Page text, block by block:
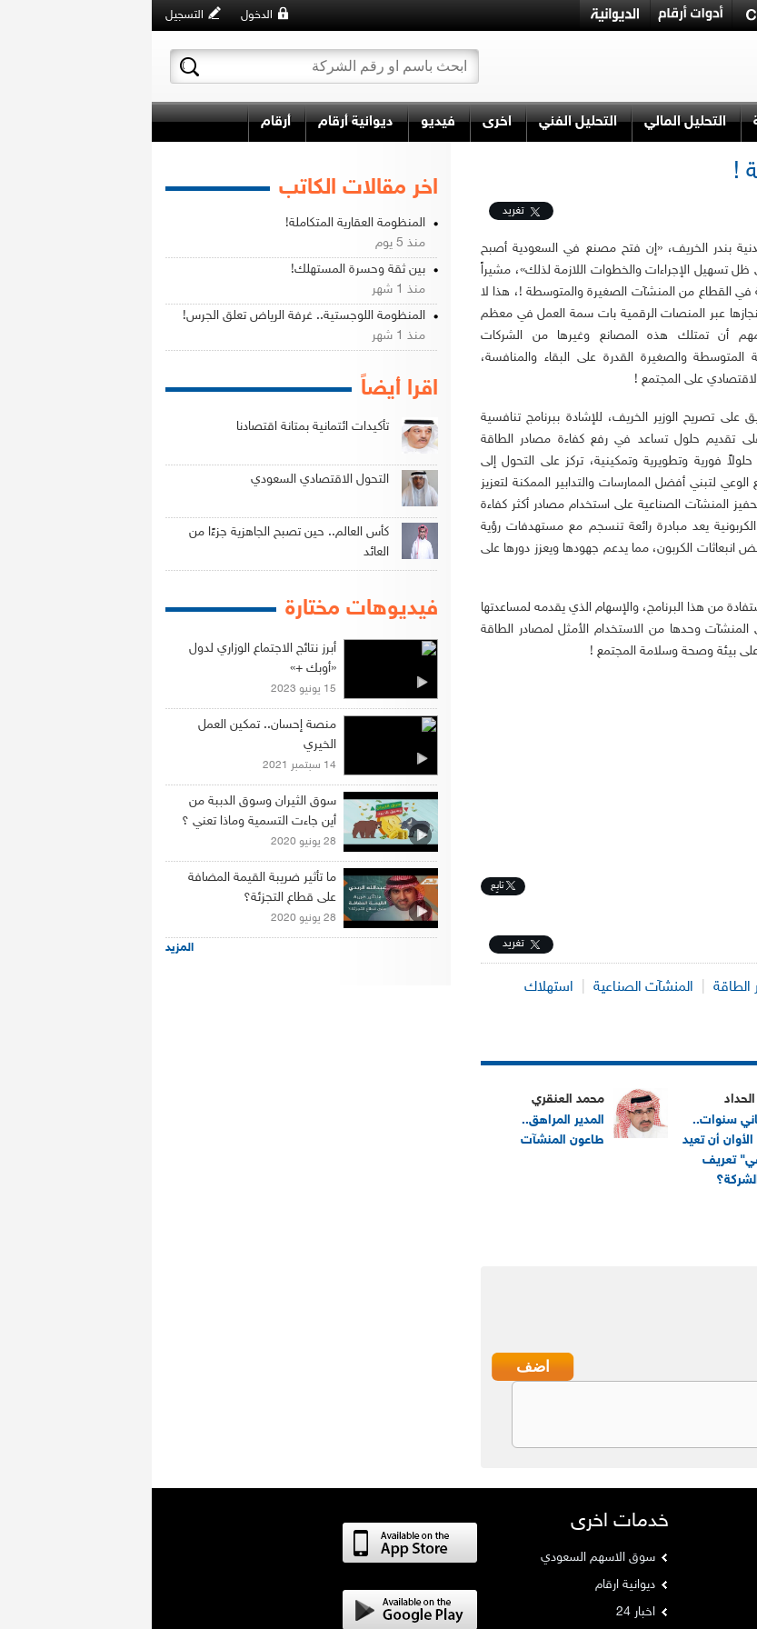
التسجيل الدخول
التحليل المالي التحليل الفني اخرى فيديو ديوانية أرقام أرقام
!
تغريد
بندر الخريف، «إن فتح مصنع في السعودية أصبح
تسهيل الإجراءات والخطوات اللازمة لذلك»، مشيراً
في القطاع من المنشآت الصغيرة والمتوسطة !، هذا لا
عبر المنصات الرقمية بات سمة العمل في معظم
أن تمتلك هذه المصانع وغيرها من الشركات
المتوسطة والصغيرة القدرة على البقاء والمنافسة،
على المجتمع !
على تصريح الوزير الخريف، للإشادة ببرنامج تنافسية
تقديم حلول تساعد في رفع كفاءة مصادر الطاقة
فورية وتطويرية وتمكينية، تركز على التحول إلى
لتبني أفضل الممارسات والتدابير الممكنة لتعزيز
المنشآت الصناعية على استخدام مصادر أكثر كفاءة
يعد مبادرة رائعة تنسجم مع مستهدفات رؤية
وخفض انبعاثات الكربون، مما يدعم جهودها ويعزز دورها على
من هذا البرنامج، والإسهام الذي يقدمه لمساعدتها
وحدها من الاستخدام الأمثل لمصادر الطاقة
بيئة وصحة وسلامة المجتمع !
تابِع
تغريد
المنشآت الصناعية
استهلاك
سنوات..
أن تعيد
تعريف
محمد العنقري
المدير المراهق..
طاعون المنشآت
اخر مقالات الكاتب
المنظومة العقارية المتكاملة!
منذ 5 يوم
بين ثقة وحسرة المستهلك!
منذ 1 شهر
المنظومة اللوجستية.. غرفة الرياض تعلق الجرس!
منذ 1 شهر
اقرا أيضاً
تأكيدات ائتمانية بمتانة اقتصادنا
التحول الاقتصادي السعودي
كأس العالم.. حين تصبح الجاهزية جزءًا من
العائد
فيديوهات مختارة
أبرز نتائج الاجتماع الوزاري لدول
«أوبك +»
15 يونيو 2023
منصة إحسان.. تمكين العمل
الخيري
14 سبتمبر 2021
سوق الثيران وسوق الدببة من
أين جاءت التسمية وماذا تعني ؟
28 يونيو 2020
ما تأثير ضريبة القيمة المضافة
على قطاع التجزئة؟
28 يونيو 2020
المزيد
خدمات اخرى
سوق الاسهم السعودي
ديوانية ارقام
اخبار 24